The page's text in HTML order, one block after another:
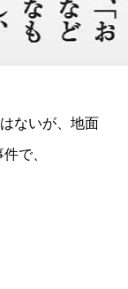
ないが、地面
で、